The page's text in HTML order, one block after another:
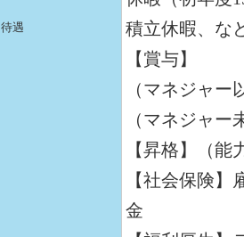
待遇
積立休暇、な
【賞与】
（マネジャー
（マネジャー
【昇格】（能
【社会保険
金